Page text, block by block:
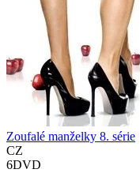
Zoufalé manželky 8. série
CZ
6DVD